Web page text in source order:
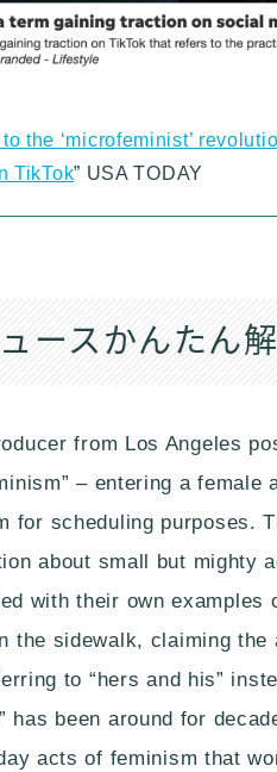
the ‘microfeminist’
TikTok” USA TODAY
ースかんたん
from Los Angeles
– entering a female
for scheduling purposes.
about small but mighty
with their own
the sidewalk, claiming the
to “hers and his”
has been around for
acts of feminism that